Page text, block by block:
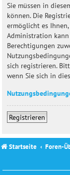
Sie müssen in
können. Die
ermöglicht es
Administration
Berechtigungen
sich registrieren.
wenn Sie sich in
Registrieren
Startseite Foren-